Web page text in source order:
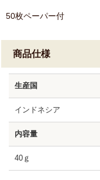
50枚ペーパー付
商品仕様
生産国
インドネシア
内容量
40ｇ